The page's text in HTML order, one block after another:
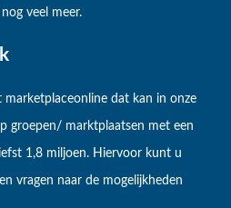
veel meer.
dat kan in onze
groepen/ marktplaatsen met een
1,8 miljoen. Hiervoor kunt u
vragen naar de mogelijkheden